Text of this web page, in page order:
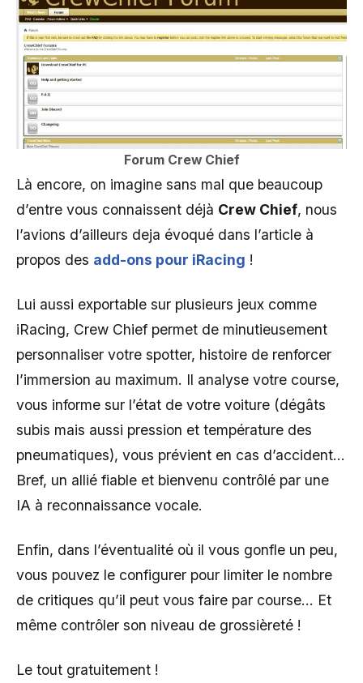
Forum Crew Chief
Là encore, on imagine sans mal que beaucoup
d’entre vous connaissent déjà Crew Chief, nous
l’avions d’ailleurs deja évoqué dans l’article à
propos des add-ons pour iRacing !
Lui aussi exportable sur plusieurs jeux comme
iRacing, Crew Chief permet de minutieusement
personnaliser votre spotter, histoire de renforcer
l’immersion au maximum. Il analyse votre course,
vous informe sur l’état de votre voiture (dégâts
subis mais aussi pression et température des
pneumatiques), vous prévient en cas d’accident…
Bref, un allié fiable et bienvenu contrôlé par une
IA à reconnaissance vocale.
Enfin, dans l’éventualité où il vous gonfle un peu,
vous pouvez le configurer pour limiter le nombre
de critiques qu’il peut vous faire par course… Et
même contrôler son niveau de grossièreté !
Le tout gratuitement !